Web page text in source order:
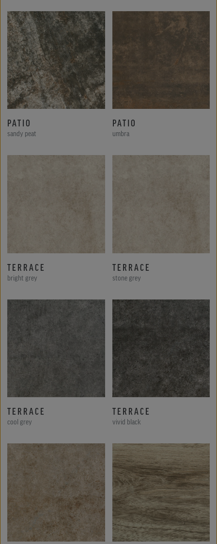
PATIO
sandy peat
PATIO
umbra
TERRACE
bright grey
TERRACE
stone grey
TERRACE
cool grey
TERRACE
vivid black